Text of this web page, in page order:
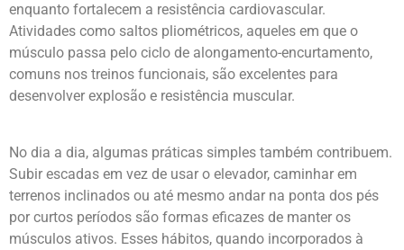
enquanto fortalecem a resistência cardiovascular.
Atividades como saltos pliométricos, aqueles em que o
músculo passa pelo ciclo de alongamento-encurtamento,
comuns nos treinos funcionais, são excelentes para
desenvolver explosão e resistência muscular.
No dia a dia, algumas práticas simples também contribuem.
Subir escadas em vez de usar o elevador, caminhar em
terrenos inclinados ou até mesmo andar na ponta dos pés
por curtos períodos são formas eficazes de manter os
músculos ativos. Esses hábitos, quando incorporados à